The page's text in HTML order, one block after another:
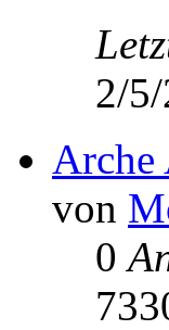
2/
Arche
von
0